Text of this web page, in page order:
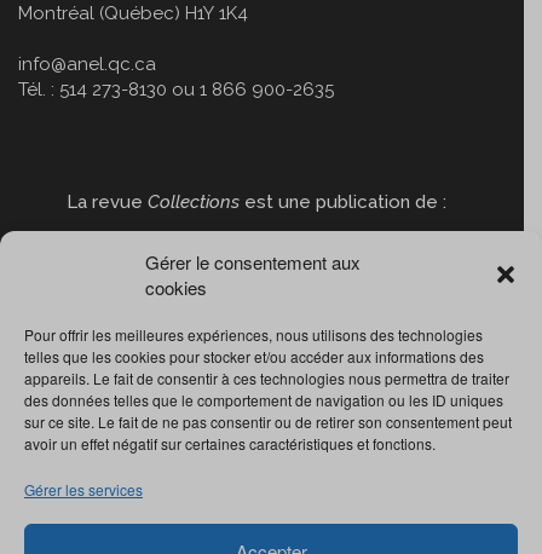
Gérer le consentement aux
cookies
Pour offrir les meilleures expériences, nous utilisons des technologies
telles que les cookies pour stocker et/ou accéder aux informations des
appareils. Le fait de consentir à ces technologies nous permettra de traiter
des données telles que le comportement de navigation ou les ID uniques
sur ce site. Le fait de ne pas consentir ou de retirer son consentement peut
avoir un effet négatif sur certaines caractéristiques et fonctions.
Gérer les services
Montréal (Québec) H1Y 1K4
info@anel.qc.ca
Tél. : 514 273-8130 ou 1 866 900-2635
La revue Collections est une publication de :